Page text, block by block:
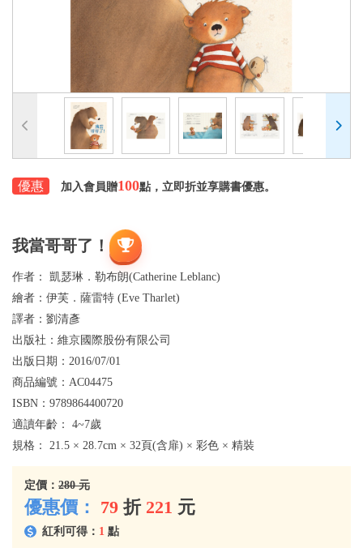
優惠 加入會員贈100點，立即折並享購書優惠。
我當哥哥了！
作者： 凱瑟琳．勒布朗(Catherine Leblanc)
繪者： 伊芙．薩雷特 (Eve Tharlet)
譯者： 劉清彥
出版社： 維京國際股份有限公司
出版日期： 2016/07/01
商品編號： AC04475
ISBN： 9789864400720
適讀年齡： 4~7歲
規格： 21.5 × 28.7cm × 32頁(含扉) × 彩色 × 精裝
定價： 280 元
優惠價： 79 折 221 元
紅利可得： 1 點